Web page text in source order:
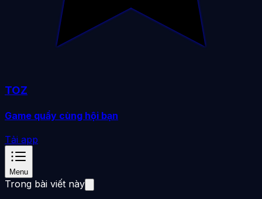
TOZ
Game quẩy cùng hội bạn
Tải app
Menu
Trong bài viết này